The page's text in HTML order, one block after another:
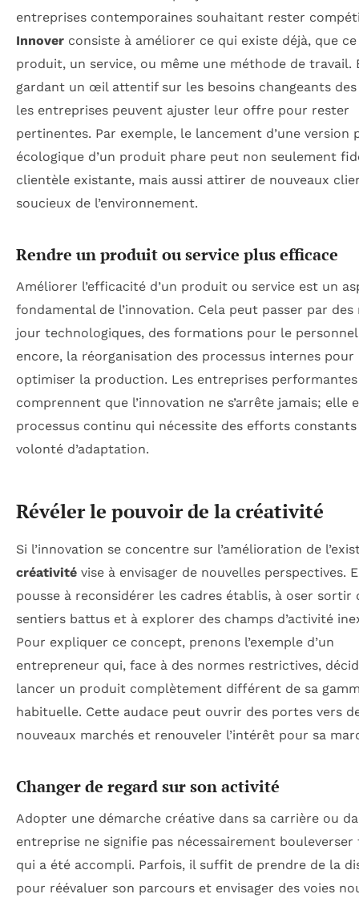
entreprises contemporaines souhaitant rester
Innover consiste à améliorer ce qui existe déjà, que
produit, un service, ou même une méthode de travail.
gardant un œil attentif sur les besoins changeants
les entreprises peuvent ajuster leur offre pour rester
pertinentes. Par exemple, le lancement d’une version
écologique d’un produit phare peut non seulement
clientèle existante, mais aussi attirer de nouveaux
soucieux de l’environnement.
Rendre un produit ou service plus efficace
Améliorer l’efficacité d’un produit ou service est un
fondamental de l’innovation. Cela peut passer par des
jour technologiques, des formations pour le
encore, la réorganisation des processus internes pour
optimiser la production. Les entreprises performantes
comprennent que l’innovation ne s’arrête jamais; elle
processus continu qui nécessite des efforts
volonté d’adaptation.
Révéler le pouvoir de la créativité
Si l’innovation se concentre sur l’amélioration de
créativité vise à envisager de nouvelles perspectives.
pousse à reconsidérer les cadres établis, à oser sortir
sentiers battus et à explorer des champs d’activité
Pour expliquer ce concept, prenons l’exemple d’un
entrepreneur qui, face à des normes restrictives,
lancer un produit complètement différent de sa
habituelle. Cette audace peut ouvrir des portes vers
nouveaux marchés et renouveler l’intérêt pour sa
Changer de regard sur son activité
Adopter une démarche créative dans sa carrière ou
entreprise ne signifie pas nécessairement
qui a été accompli. Parfois, il suffit de prendre de la
pour réévaluer son parcours et envisager des voies